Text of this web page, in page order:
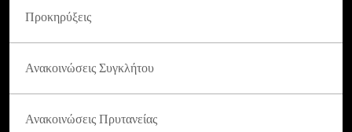
Προκηρύξεις
Ανακοινώσεις Συγκλήτου
Ανακοινώσεις Πρυτανείας